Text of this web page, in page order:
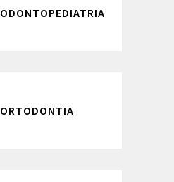
ODONTOPEDIATRIA
ORTODONTIA